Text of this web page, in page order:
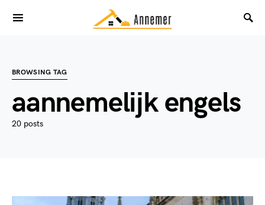
BROWSING TAG
aannemelijk engels
20 posts